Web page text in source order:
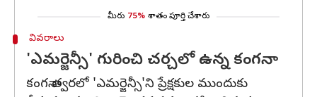
మీరు 75% శాతం పూర్తి చేశారు
వివరాలు
'ఎమర్జెన్సీ' గురించి చర్చలో ఉన్న కంగనా
కంగనా త్వరలో 'ఎమర్జెన్సీ'ని ప్రేక్షకుల ముందుకు